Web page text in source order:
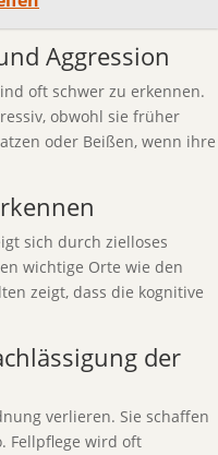
Aggression
oft schwer zu erkennen.
obwohl sie früher
oder Beißen, wenn ihre
sich durch zielloses
wichtige Orte wie den
zeigt, dass die kognitive
der
verlieren. Sie schaffen
Fellpflege wird oft